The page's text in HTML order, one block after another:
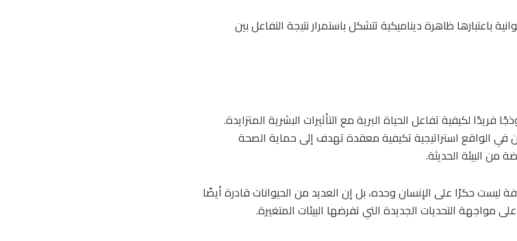
باعتبارها ظاهرة ديناميكية تتشكل باستمرار نتيجة التفاعل بين
لكيفية تفاعل الحياة البرية مع التأثيرات البشرية المتزايدة.
في الواقع استراتيجية تكيفية معقدة تهدف إلى حماية الصحة
من البيئة الحديثة.
ليست حكرًا على الإنسان وحده، بل إن العديد من الحيوانات قادرة أيضًا
التحديات الجديدة التي تفرضها البيئات المتغيرة.